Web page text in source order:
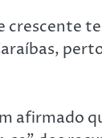
afirmado